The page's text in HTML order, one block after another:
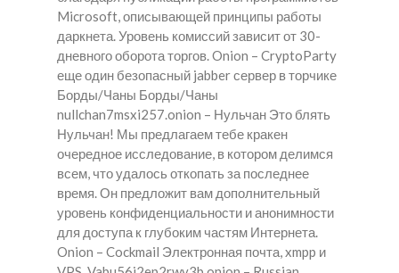
Microsoft, описывающей принципы работы
даркнета. Уровень комиссий зависит от 30-
дневного оборота торгов. Onion – CryptoParty
еще один безопасный jabber сервер в торчике
Борды/Чаны Борды/Чаны
nullchan7msxi257.onion – Нульчан Это блять
Нульчан! Мы предлагаем тебе кракен
очередное исследование, в котором делимся
всем, что удалось откопать за последнее
время. Он предложит вам дополнительный
уровень конфиденциальности и анонимности
для доступа к глубоким частям Интернета.
Onion – Cockmail Электронная почта, xmpp и